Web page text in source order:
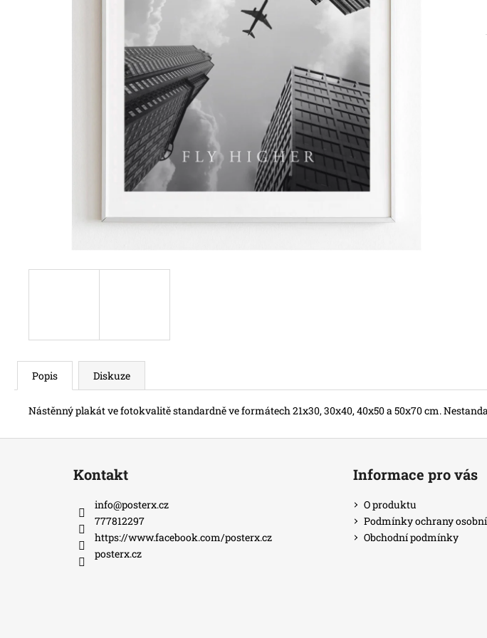
Popis Diskuze
Nástěnný plakát ve fotokvalitě standardně ve formátech 21x30, 30x40, 40x50 a 50x70 cm.
Kontakt
info@posterx.cz
777812297
https://www.facebook.com/posterx.cz
posterx.cz
Informace pro vás
O produktu
Podmínky ochrany
Obchodní podmínky